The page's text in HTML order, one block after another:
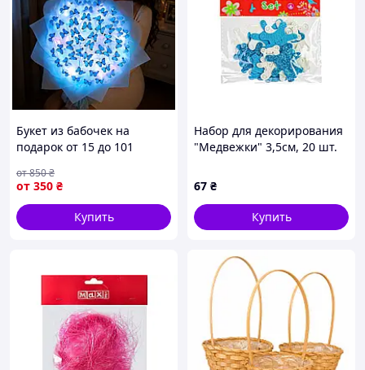
Букет из бабочек на
подарок от 15 до 101
от 350 ₴
от850₴
Купить
Набор для декорирования
"Медвежки" 3,5см, 20 шт.
67 ₴
Купить